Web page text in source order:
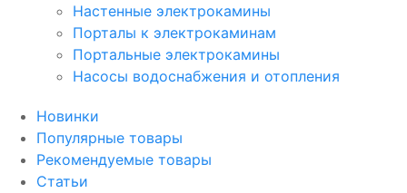
Настенные электрокамины
Порталы к электрокаминам
Портальные электрокамины
Насосы водоснабжения и отопления
Новинки
Популярные товары
Рекомендуемые товары
Статьи